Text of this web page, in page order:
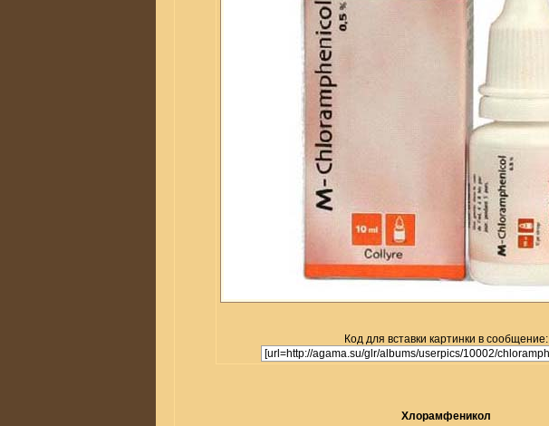
Код для вставки картинки в сообщение:
Хлорамфеникол